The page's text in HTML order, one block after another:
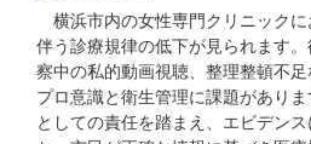
横浜市内の女性専門クリニック
伴う診療規律の低下が見られます
察中の私的動画視聴、整理整頓不
プロ意識と衛生管理に課題があり
としての責任を踏まえ、エビデン